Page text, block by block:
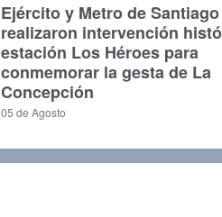
Ejército y Metro de Santiago
realizaron intervención
estación Los Héroes para
conmemorar la gesta de La
Concepción
05 de Agosto